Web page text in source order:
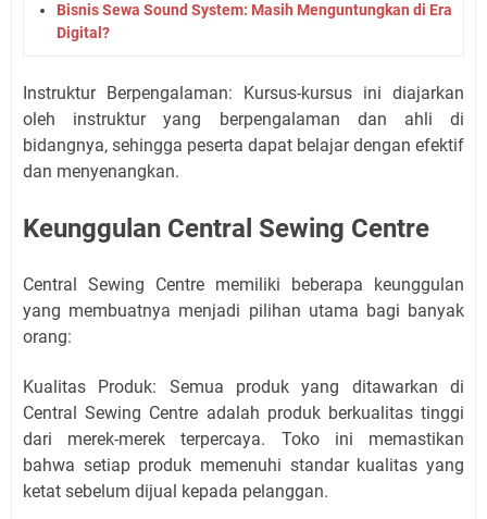
Bisnis Sewa Sound System: Masih Menguntungkan di Era
Digital?
Instruktur Berpengalaman: Kursus-kursus ini diajarkan
oleh instruktur yang berpengalaman dan ahli di
bidangnya, sehingga peserta dapat belajar dengan efektif
dan menyenangkan.
Keunggulan Central Sewing Centre
Central Sewing Centre memiliki beberapa keunggulan
yang membuatnya menjadi pilihan utama bagi banyak
orang:
Kualitas Produk: Semua produk yang ditawarkan di
Central Sewing Centre adalah produk berkualitas tinggi
dari merek-merek terpercaya. Toko ini memastikan
bahwa setiap produk memenuhi standar kualitas yang
ketat sebelum dijual kepada pelanggan.